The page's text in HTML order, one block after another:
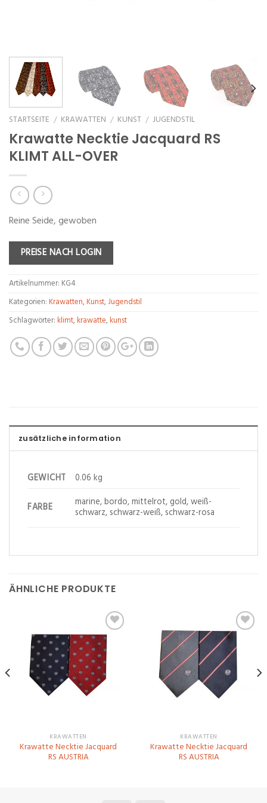
STARTSEITE / KRAWATTEN / KUNST / JUGENDSTIL
Krawatte Necktie Jacquard RS
KLIMT ALL-OVER
Reine Seide, gewoben
PREISE NACH LOGIN
Artikelnummer: KG4
Kategorien: Krawatten,Kunst,Jugendstil
Schlagwörter: klimt,krawatte,kunst
zusätzliche information
GEWICHT 0.06 kg
FARBE marine, bordo, mittelrot, gold, weiß-
schwarz, schwarz-weiß, schwarz-rosa
ÄHNLICHE PRODUKTE
Zu
Wunschliste
hinzufügen
KRAWATTEN
Krawatte Necktie Jacquard
RS AUSTRIA
Zu
Wunschliste
hinzufügen
KRAWATTEN
Krawatte Necktie Jacquard
RS AUSTRIA